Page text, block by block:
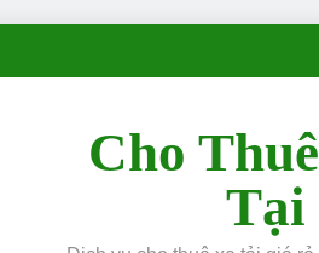
Giá Dầu Tăng Cao:
Cho
Tại